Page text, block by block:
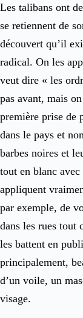
Les talibans ont
se retiennent de
découvert qu’il
radical. On les
veut dire « les
pas avant, mais
première prise de
dans le pays et
barbes noires et
tout en blanc
appliquent
par exemple, de
dans les rues tout
les battent en
principalement,
d’un voile, un
visage.